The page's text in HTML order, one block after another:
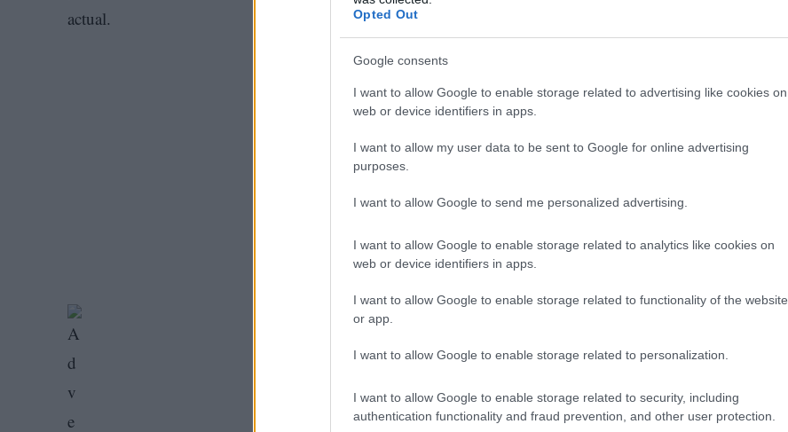
Opted Out
Google consents
I want to allow Google to enable storage related to advertising like cookies on
web or device identifiers in apps.
I want to allow my user data to be sent to Google for online advertising
purposes.
I want to allow Google to send me personalized advertising.
I want to allow Google to enable storage related to analytics like cookies on
web or device identifiers in apps.
I want to allow Google to enable storage related to functionality of the website
or app.
I want to allow Google to enable storage related to personalization.
I want to allow Google to enable storage related to security, including
authentication functionality and fraud prevention, and other user protection.
actual.